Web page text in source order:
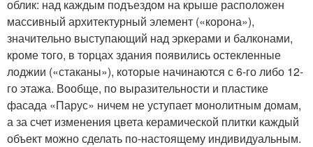
облик: над каждым подъездом на крыше расположен
массивный архитектурный элемент («корона»),
значительно выступающий над эркерами и балконами,
кроме того, в торцах здания появились остекленные
лоджии («стаканы»), которые начинаются с 6-го либо 12-
го этажа. Вообще, по выразительности и пластике
фасада «Парус» ничем не уступает монолитным домам,
а за счет изменения цвета керамической плитки каждый
объект можно сделать по-настоящему индивидуальным.